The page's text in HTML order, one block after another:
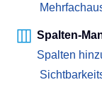
Spalten-
Spalten